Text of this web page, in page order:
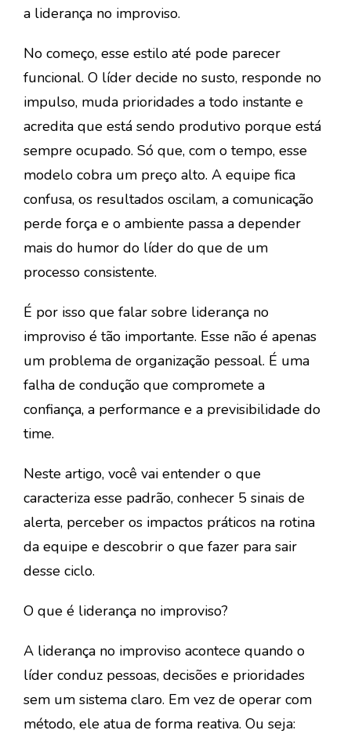
a liderança no improviso.
No começo, esse estilo até pode parecer
funcional. O líder decide no susto, responde no
impulso, muda prioridades a todo instante e
acredita que está sendo produtivo porque está
sempre ocupado. Só que, com o tempo, esse
modelo cobra um preço alto. A equipe fica
confusa, os resultados oscilam, a comunicação
perde força e o ambiente passa a depender
mais do humor do líder do que de um
processo consistente.
É por isso que falar sobre liderança no
improviso é tão importante. Esse não é apenas
um problema de organização pessoal. É uma
falha de condução que compromete a
confiança, a performance e a previsibilidade do
time.
Neste artigo, você vai entender o que
caracteriza esse padrão, conhecer 5 sinais de
alerta, perceber os impactos práticos na rotina
da equipe e descobrir o que fazer para sair
desse ciclo.
O que é liderança no improviso?
A liderança no improviso acontece quando o
líder conduz pessoas, decisões e prioridades
sem um sistema claro. Em vez de operar com
método, ele atua de forma reativa. Ou seja: